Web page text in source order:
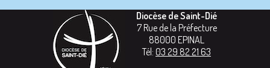
Diocèse de Saint-Dié
7 Rue de la Préfecture
88000 EPINAL
Tél: 03 29 82 21 63